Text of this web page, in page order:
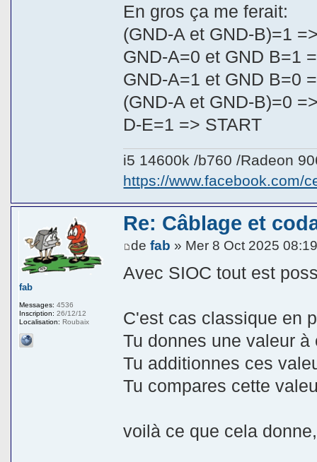
En gros ça me ferait:
(GND-A et GND-B)=1
GND-A=0 et GND B=1
GND-A=1 et GND B=0
(GND-A et GND-B)=0
D-E=1 => START
i5 14600k /b760 /Radeon
https://www.facebook.com/
Re: Câblage et
defab » Mer 8 Oct 2025
Avec SIOC tout est
C'est cas classique en
Tu donnes une valeur
Tu additionnes ces
Tu compares cette
voilà ce que cela
fab
Messages: 4536
Inscription: 26/12/12
Localisation: Roubaix